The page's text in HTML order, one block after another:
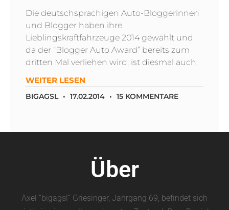
Die deutschsprachigen Auto-Bloggerinnen
und Blogger haben ihre
Lieblingskraftfahrzeuge 2014 gewählt und
da der “Blogger Auto Award” bereits zum
dritten Mal verliehen wird, ist diesmal auch
WEITER LESEN
BIGAGSL 17.02.2014 15 KOMMENTARE
Über
Axel “bigagsl” Griesinger, Jahrgang 69, befindet sich